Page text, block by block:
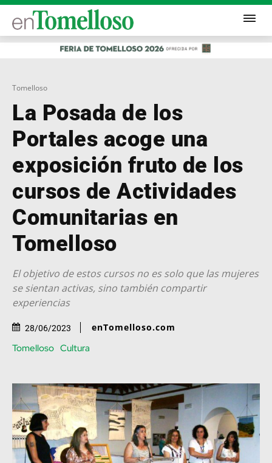
Tomelloso
La Posada de los
Portales acoge una
exposición fruto de los
cursos de Actividades
Comunitarias en
Tomelloso
El objetivo de estos cursos no es solo que las mujeres
se sientan activas, sino también compartir
experiencias
28/06/2023 enTomelloso.com
Tomelloso Cultura